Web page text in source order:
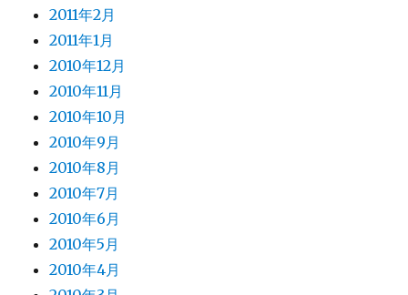
2011年2月
2011年1月
2010年12月
2010年11月
2010年10月
2010年9月
2010年8月
2010年7月
2010年6月
2010年5月
2010年4月